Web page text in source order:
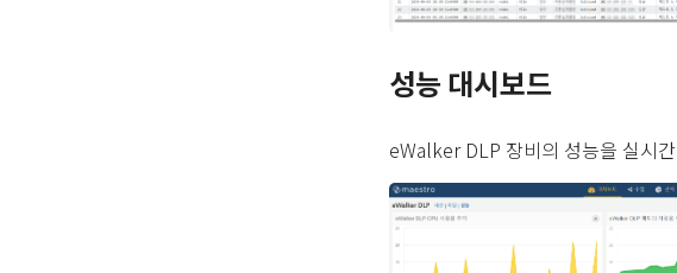
성능 대시보드
eWalker DLP 장비의 성능을 실시